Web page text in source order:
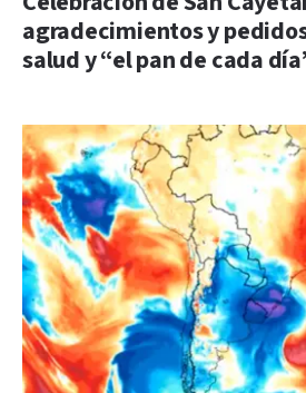
agradecimientos y
salud y “el pan de cada